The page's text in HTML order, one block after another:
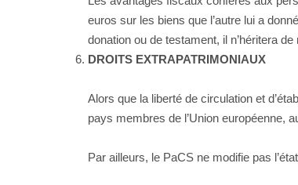
euros sur les biens que l’autre lui a
donation ou de testament, il n’héritera
DROITS EXTRAPATRIMONIAUX
Alors que la liberté de circulation et
pays membres de l’Union européenne,
Par ailleurs, le PaCS ne modifie pas